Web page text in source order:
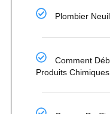
Plombier
Comment
Produits Chimiques